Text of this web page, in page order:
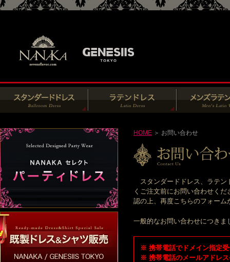
HOME ＞ お問い合わせ
スタンダードドレス、ラテン
くご注文前にお問い合わせく
認の上、再度こちらのフォー
一般的なお問い合わせにつき
※ 携帯電話でドメイン指定
※ 携帯電話のメールアドレ